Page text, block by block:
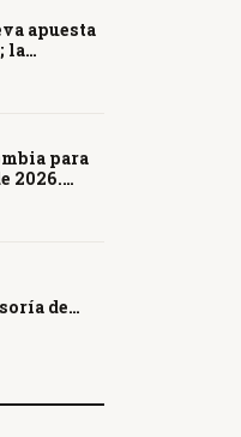
apuesta
la
para
2026.
de